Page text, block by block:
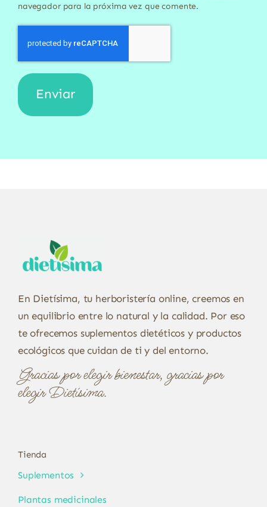
navegador para la próxima vez que comente.
En Dietísima, tu herboristería online, creemos en
un equilibrio entre lo natural y la calidad. Por eso
te ofrecemos suplementos dietéticos y productos
ecológicos que cuidan de ti y del entorno.
Gracias por elegir bienestar, gracias por
elegir Dietísima.
Tienda
Suplementos
Plantas medicinales